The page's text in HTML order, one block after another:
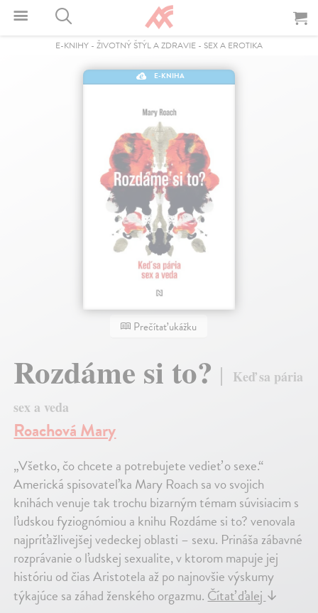
E-KNIHY - ŽIVOTNÝ ŠTÝL A ZDRAVIE - SEX A EROTIKA
E-KNIHA
Prečítať ukážku
Rozdáme si to?
Keď sa pária
sex a veda
Roachová Mary
„Všetko, čo chcete a potrebujete vedieť o sexe.“
Americká spisovateľka Mary Roach sa vo svojich
knihách venuje tak trochu bizarným témam súvisiacim s
ľudskou fyziognómiou a knihu Rozdáme si to? venovala
najpríťažlivejšej vedeckej oblasti – sexu. Prináša zábavné
rozprávanie o ľudskej sexualite, v ktorom mapuje jej
históriu od čias Aristotela až po najnovšie výskumy
týkajúce sa záhad ženského orgazmu.Čítať ďalej↓